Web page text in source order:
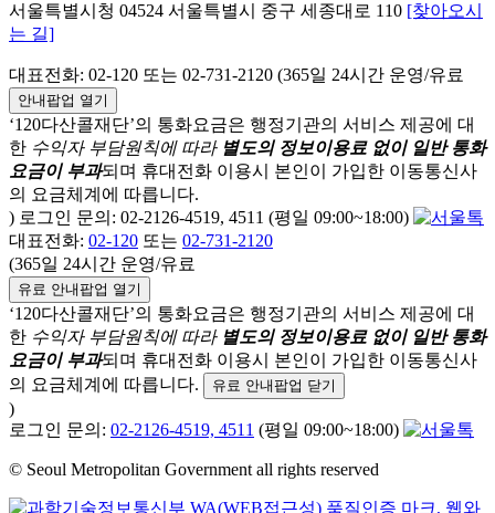
서울특별시청 04524 서울특별시 중구 세종대로 110 [찾아오시
는 길]
대표전화: 02-120 또는 02-731-2120 (365일 24시간 운영/유료
안내팝업 열기
‘120다산콜재단’의 통화요금은 행정기관의 서비스 제공에 대
한 수익자 부담원칙에 따라 별도의 정보이용료 없이 일반 통화
요금이 부과되며 휴대전화 이용시 본인이 가입한 이동통신사
의 요금체계에 따릅니다.
) 로그인 문의: 02-2126-4519, 4511 (평일 09:00~18:00)
대표전화: 02-120 또는 02-731-2120
(365일 24시간 운영/유료
유료 안내팝업 열기
‘120다산콜재단’의 통화요금은 행정기관의 서비스 제공에 대
한 수익자 부담원칙에 따라 별도의 정보이용료 없이 일반 통화
요금이 부과되며 휴대전화 이용시 본인이 가입한 이동통신사
의 요금체계에 따릅니다.
유료 안내팝업 닫기
)
로그인 문의: 02-2126-4519, 4511 (평일 09:00~18:00)
© Seoul Metropolitan Government all rights reserved